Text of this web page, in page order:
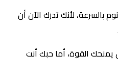
بالسرعة، لأنك تدرك الآن أن
القوة، أما حبك أنت